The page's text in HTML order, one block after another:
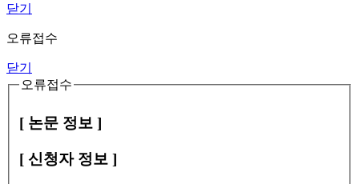
닫기
오류접수
닫기
오류접수
[ 논문 정보 ]
[ 신청자 정보 ]